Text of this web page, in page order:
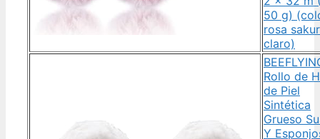
50 g)
rosa
claro)
Rollo de
de Piel
Sintética
Grueso
Y